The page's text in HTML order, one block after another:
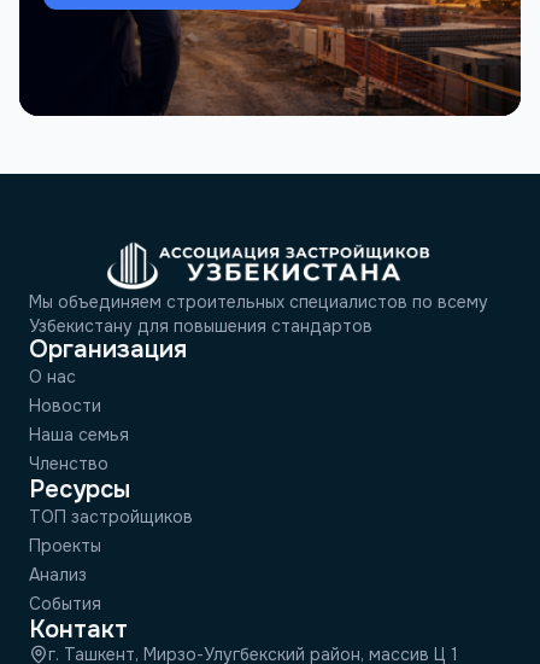
Мы объединяем строительных специалистов по всему
Узбекистану для повышения стандартов
Организация
О нас
Новости
Наша семья
Членство
Ресурсы
ТОП застройщиков
Проекты
Анализ
События
Контакт
г. Ташкент, Мирзо-Улугбекский район, массив Ц 1